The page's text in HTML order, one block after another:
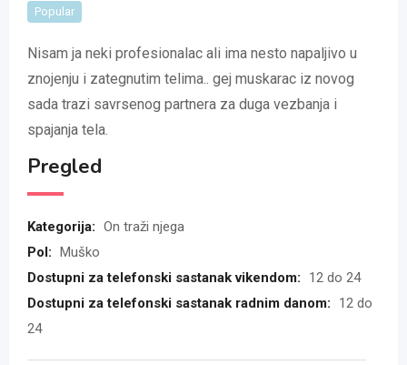
Popular
Nisam ja neki profesionalac ali ima nesto napaljivo u
znojenju i zategnutim telima.. gej muskarac iz novog
sada trazi savrsenog partnera za duga vezbanja i
spajanja tela.
Pregled
Kategorija: On traži njega
Pol: Muško
Dostupni za telefonski sastanak vikendom:
12 do 24
Dostupni za telefonski sastanak radnim danom:
12 do
24